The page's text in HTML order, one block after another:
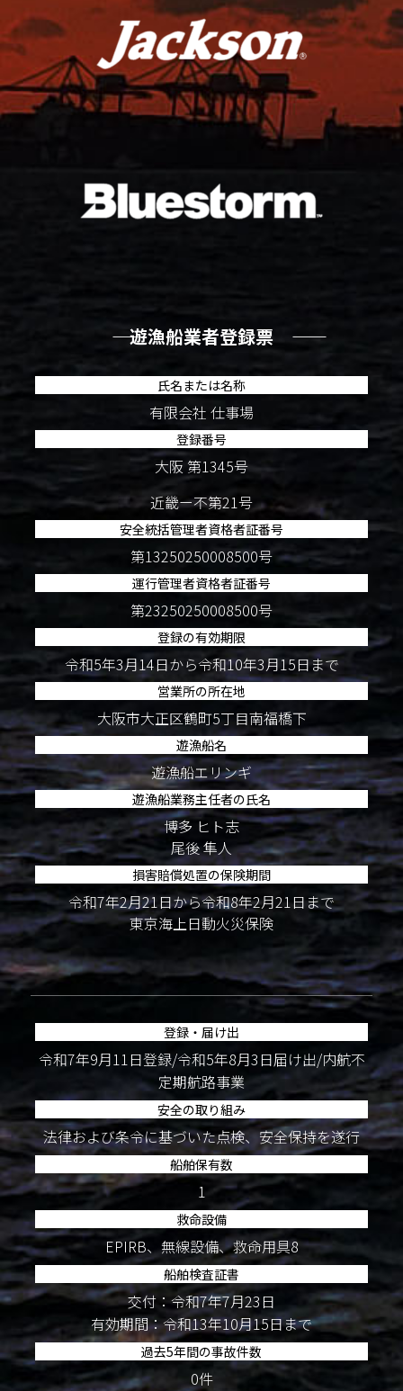
―― 遊漁船業者登録票 ――
氏名または名称
有限会社 仕事場
登録番号
大阪 第1345号
近畿ー不第21号
安全統括管理者資格者証番号
第13250250008500号
運行管理者資格者証番号
第23250250008500号
登録の有効期限
令和5年3月14日から令和10年3月15日まで
営業所の所在地
大阪市大正区鶴町5丁目南福橋下
遊漁船名
遊漁船エリンギ
遊漁船業務主任者の氏名
博多 ヒト志
尾後 隼人
損害賠償処置の保険期間
令和7年2月21日から令和8年2月21日まで
東京海上日動火災保険
登録・届け出
令和7年9月11日登録/令和5年8月3日届け出/内航不
定期航路事業
安全の取り組み
法律および条令に基づいた点検、安全保持を遂行
船舶保有数
1
救命設備
EPIRB、無線設備、救命用具8
船舶検査証書
交付：令和7年7月23日
有効期間：令和13年10月15日まで
過去5年間の事故件数
0件